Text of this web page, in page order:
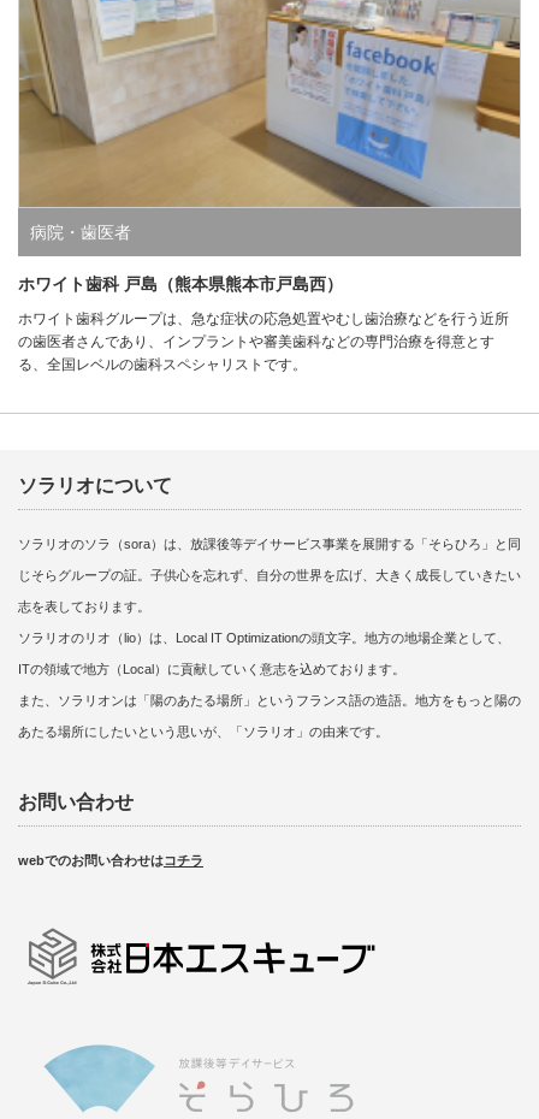
病院・歯医者
ホワイト歯科 戸島（熊本県熊本市戸島西）
ホワイト歯科グループは、急な症状の応急処置やむし歯治療などを行う近所
の歯医者さんであり、インプラントや審美歯科などの専門治療を得意とす
る、全国レベルの歯科スペシャリストです。
ソラリオについて
ソラリオのソラ（sora）は、放課後等デイサービス事業を展開する「そらひろ」と同
じそらグループの証。子供心を忘れず、自分の世界を広げ、大きく成長していきたい
志を表しております。
ソラリオのリオ（lio）は、Local IT Optimizationの頭文字。地方の地場企業として、
ITの領域で地方（Local）に貢献していく意志を込めております。
また、ソラリオンは「陽のあたる場所」というフランス語の造語。地方をもっと陽の
あたる場所にしたいという思いが、「ソラリオ」の由来です。
お問い合わせ
webでのお問い合わせはコチラ